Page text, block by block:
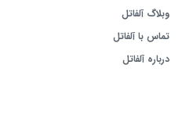
وبلاگ آلفاتل
تماس با آلفاتل
درباره آلفاتل